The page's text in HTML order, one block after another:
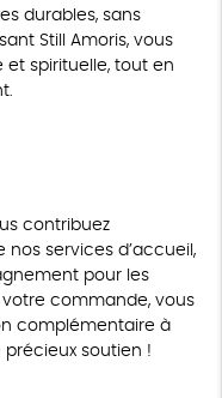
durables, sans
Still Amoris, vous
spirituelle, tout en
contribuez
services d’accueil,
pour les
votre commande, vous
complémentaire à
soutien !